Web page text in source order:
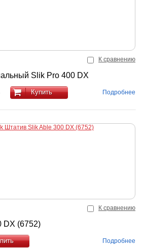
К сравнению
Slik Pro 400 DX
Купить Подробнее
К сравнению
DX (6752)
Подробнее